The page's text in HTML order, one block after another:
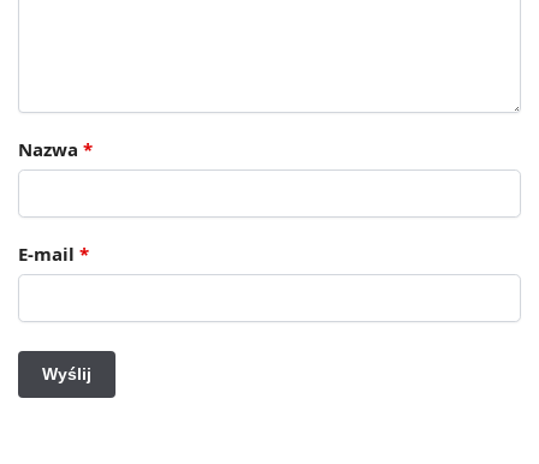
Nazwa *
E-mail *